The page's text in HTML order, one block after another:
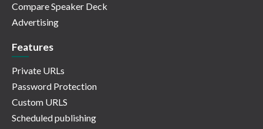
Compare Speaker Deck
Advertising
Features
Private URLs
Password Protection
Custom URLS
Scheduled publishing